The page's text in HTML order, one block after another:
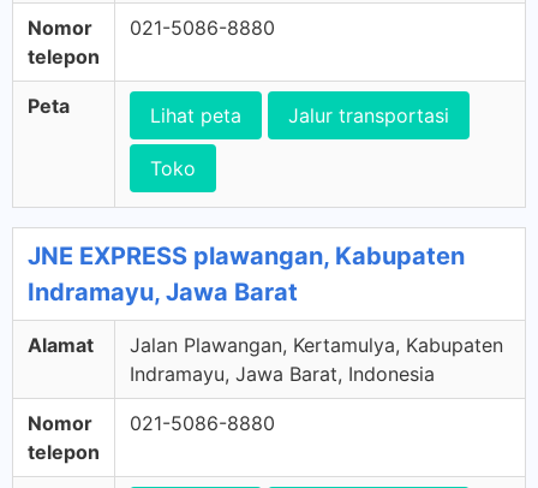
Nomor
telepon
021-5086-8880
Peta Lihat peta Jalur transportasi
Toko
JNE EXPRESS plawangan, Kabupaten
Indramayu, Jawa Barat
Alamat
Jalan Plawangan, Kertamulya, Kabupaten
Indramayu, Jawa Barat, Indonesia
Nomor
telepon
021-5086-8880